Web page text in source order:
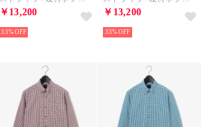
￥13,200
33%
￥13,200
33%